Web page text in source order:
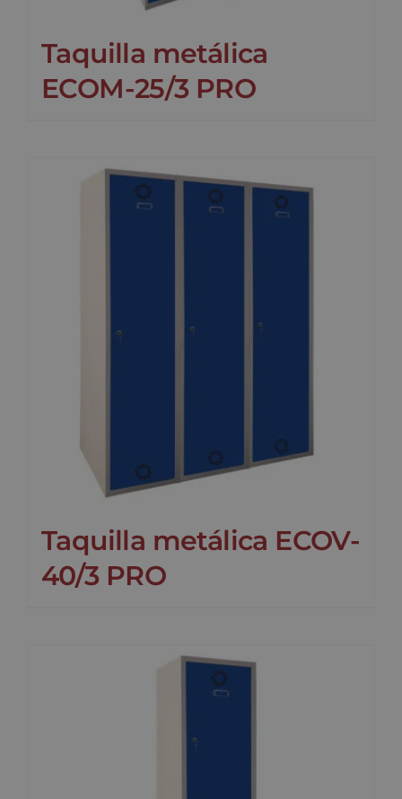
Taquilla metálica
ECOM-25/3 PRO
Taquilla metálica ECOV-
40/3 PRO